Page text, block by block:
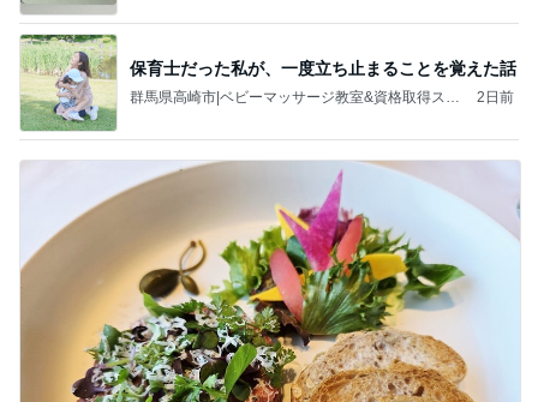
保育士だった私が、一度立ち止まることを覚えた話
群馬県高崎市|ベビーマッサージ教室&資格取得スク
2日前